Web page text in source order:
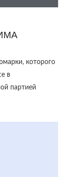
которого
в
партией